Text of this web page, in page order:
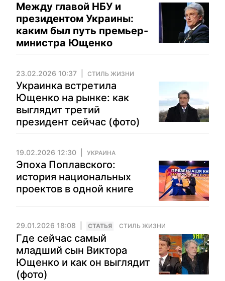
Между главой НБУ и
президентом Украины:
каким был путь премьер-
министра Ющенко
23.02.2026 10:37 СТИЛЬ ЖИЗНИ
Украинка встретила
Ющенко на рынке: как
выглядит третий
президент сейчас (фото)
19.02.2026 12:30 УКРАИНА
Эпоха Поплавского:
история национальных
проектов в одной книге
29.01.2026 18:08 CТАТЬЯ СТИЛЬ ЖИЗНИ
Где сейчас самый
младший сын Виктора
Ющенко и как он выглядит
(фото)